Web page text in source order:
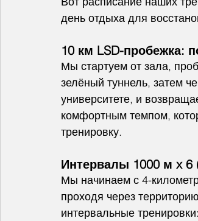
день отдыха для
10 км LSD-пробежка:
Мы стартуем от зала,
зелёный туннель, затем
университете, и
комфортным темпом,
тренировку.
Интервалы 1000 м x 6
Мы начинаем с 4-
проходя через
интервальные